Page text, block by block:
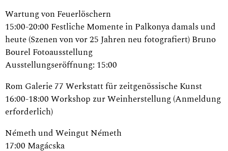
Wartung von Feuerlöschern
15:00-20:00 Festliche Momente in Palkonya damals und
heute (Szenen von vor 25 Jahren neu fotografiert) Bruno
Bourel Fotoausstellung
Ausstellungseröffnung: 15:00
Rom Galerie 77 Werkstatt für zeitgenössische Kunst
16:00-18:00 Workshop zur Weinherstellung (Anmeldung
erforderlich)
Németh und Weingut Németh
17:00 Magácska